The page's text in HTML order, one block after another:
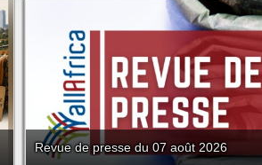
Revue de presse du 07 août 2026